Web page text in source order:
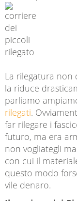
La rilegatura non
la riduce
parliamo
rilegati.
far rilegare i
futuro, ma era
non vogliategli
con cui il
questo modo
vile denaro.